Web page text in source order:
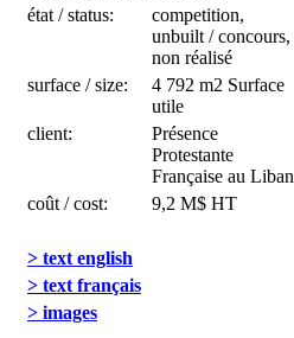
état / status:
competition,
unbuilt / concours,
non réalisé
surface / size:
4 792 m2 Surface
utile
client:
Présence
Protestante
Française au Liban
coût / cost:
9,2 M$ HT
> text english
> text français
> images